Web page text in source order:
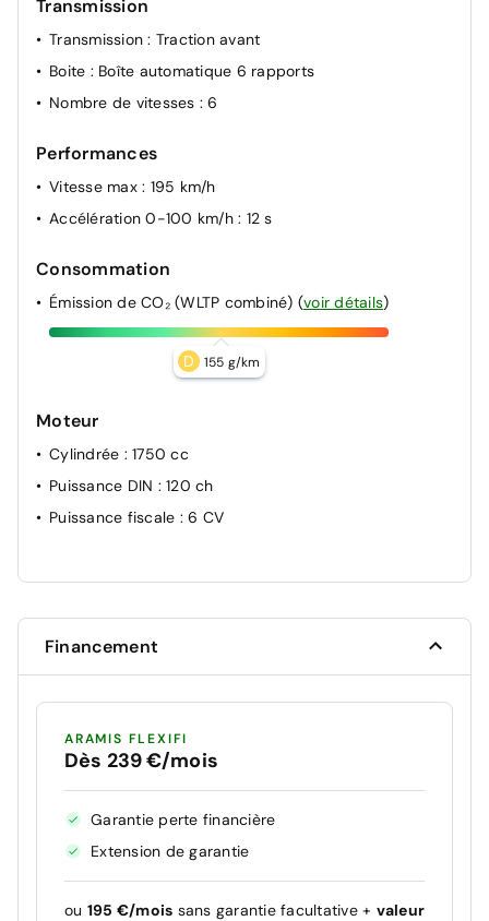
Transmission
Transmission: Traction avant
Boite : Boîte automatique 6 rapports
Nombre de vitesses : 6
Performances
Vitesse max : 195 km/h
Accélération 0-100 km/h : 12 s
Consommation
Émission de CO₂ (WLTP combiné) (voir détails)
D 155 g/km
Moteur
Cylindrée : 1750 cc
Puissance DIN : 120 ch
Puissance fiscale : 6 CV
Financement
ARAMIS FLEXIFI
Dès 239 €/mois
Garantie perte financière
Extension de garantie
ou 195 €/mois sans garantie facultative + valeur